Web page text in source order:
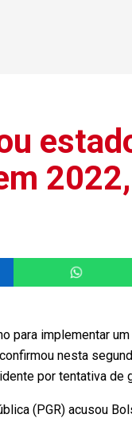
para implementar
nesta
por tentativa de
(PGR) acusou